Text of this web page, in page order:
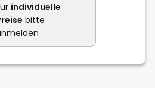
individuelle
bitte